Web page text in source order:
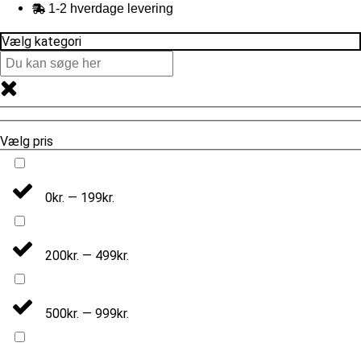
1-2 hverdage levering
Vælg kategori
Vælg pris
0kr. — 199kr.
200kr. — 499kr.
500kr. — 999kr.